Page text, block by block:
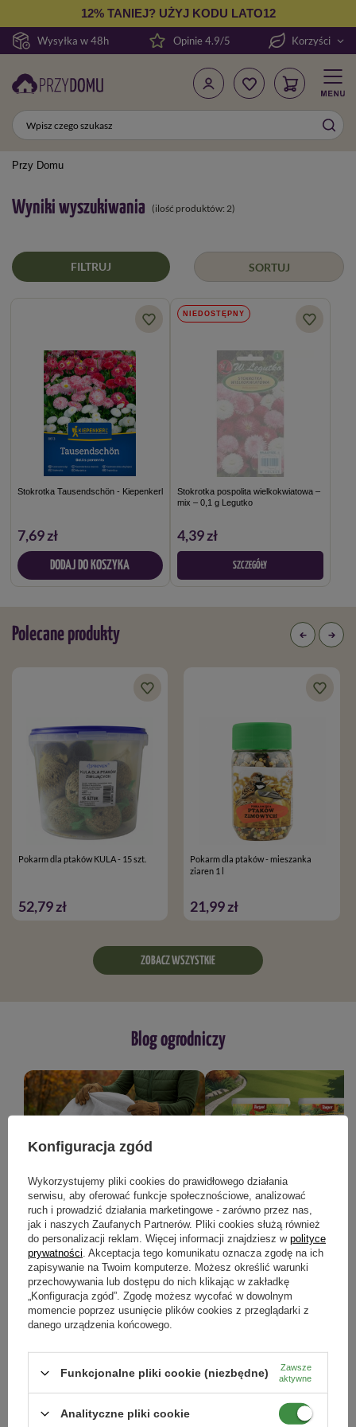
Wysyłka w 48h
12% TANIEJ? UŻYJ KODU LATO12
Opinie 4.9/5 Korzyści
Przy Domu
Wyniki wyszukiwania (ilość produktów: 2)
SORTUJ
FILTRUJ
Stokrotka Tausendschön - Kiepenkerl
7,69 zł
DODAJ DO KOSZYKA
NIEDOSTĘPNY
Stokrotka pospolita wielkokwiatowa –
mix – 0,1 g Legutko
4,39 zł
SZCZEGÓŁY
Polecane produkty
Pokarm dla ptaków KULA - 15 szt.
52,79 zł
Pokarm dla ptaków - mieszanka
ziaren 1 l
21,99 zł
ZOBACZ WSZYSTKIE
Blog ogrodniczy
Prace w ogrodzie w listopadzie -
kompletny poradnik, jak
przygotować ogród do zimy
Jesienne prace w ogrodzie: pielęgnacja
roślin, ochrona przed mrozem,
nawożenie i porządki. Sprawdź, jak
przygotować ogród do zimy krok po
kroku.
Jesienne nawożenie roślin –
przygotować ogród na zimę?
Jesienne nawożenie to kluczowy
który pomoże wzmocnić rośliny przed
nadejściem zimy i przygotować je
bujnego wzrostu wiosną.
ZOBACZ WSZYSTKIE
Konfiguracja zgód
Wykorzystujemy pliki cookies do prawidłowego działania
serwisu, aby oferować funkcje społecznościowe, analizować
ruch i prowadzić działania marketingowe - zarówno przez nas,
jak i naszych Zaufanych Partnerów. Pliki cookies służą również
do personalizacji reklam. Więcej informacji znajdziesz w polityce
prywatności . Akceptacja tego komunikatu oznacza zgodę na ich
zapisywanie na Twoim komputerze. Możesz określić warunki
przechowywania lub dostępu do nich klikając w zakładkę
„Konfiguracja zgód”. Zgodę możesz wycofać w dowolnym
momencie poprzez usunięcie plików cookies z przeglądarki z
danego urządzenia końcowego.
Funkcjonalne pliki cookie (niezbędne)
Zawsze
aktywne
Analityczne pliki cookie